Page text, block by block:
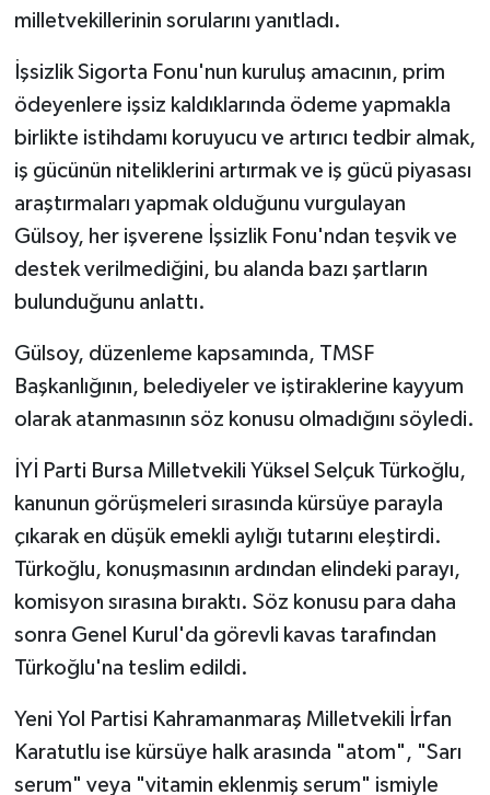
milletvekillerinin sorularını yanıtladı.
İşsizlik Sigorta Fonu'nun kuruluş amacının, prim
ödeyenlere işsiz kaldıklarında ödeme yapmakla
birlikte istihdamı koruyucu ve artırıcı tedbir almak,
iş gücünün niteliklerini artırmak ve iş gücü piyasası
araştırmaları yapmak olduğunu vurgulayan
Gülsoy, her işverene İşsizlik Fonu'ndan teşvik ve
destek verilmediğini, bu alanda bazı şartların
bulunduğunu anlattı.
Gülsoy, düzenleme kapsamında, TMSF
Başkanlığının, belediyeler ve iştiraklerine kayyum
olarak atanmasının söz konusu olmadığını söyledi.
İYİ Parti Bursa Milletvekili Yüksel Selçuk Türkoğlu,
kanunun görüşmeleri sırasında kürsüye parayla
çıkarak en düşük emekli aylığı tutarını eleştirdi.
Türkoğlu, konuşmasının ardından elindeki parayı,
komisyon sırasına bıraktı. Söz konusu para daha
sonra Genel Kurul'da görevli kavas tarafından
Türkoğlu'na teslim edildi.
Yeni Yol Partisi Kahramanmaraş Milletvekili İrfan
Karatutlu ise kürsüye halk arasında "atom", "Sarı
serum" veya "vitamin eklenmiş serum" ismiyle